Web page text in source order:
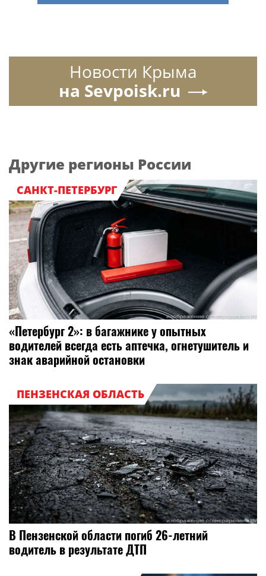
Новости Крыма
на Sevpoisk.ru
Другие регионы России
САНКТ-ПЕТЕРБУРГ
«Петербург 2»: в багажнике у опытных
водителей всегда есть аптечка, огнетушитель и
знак аварийной остановки
ПЕНЗЕНСКАЯ ОБЛАСТЬ
В Пензенской области погиб 26-летний
водитель в результате ДТП